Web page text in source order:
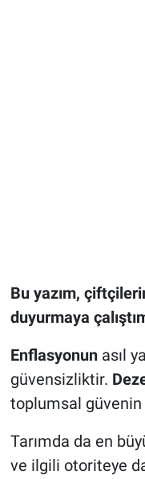
Bu yazım,
duyurmaya
Enflasyonunasıl
güvensizliktir.
toplumsal
Tarımda da en
ve ilgili otoriteye